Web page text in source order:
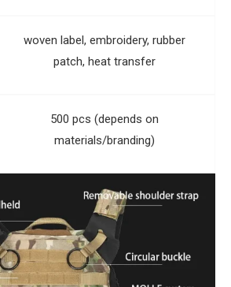
woven label, embroidery, rubber
patch, heat transfer
500 pcs (depends on
materials/branding)